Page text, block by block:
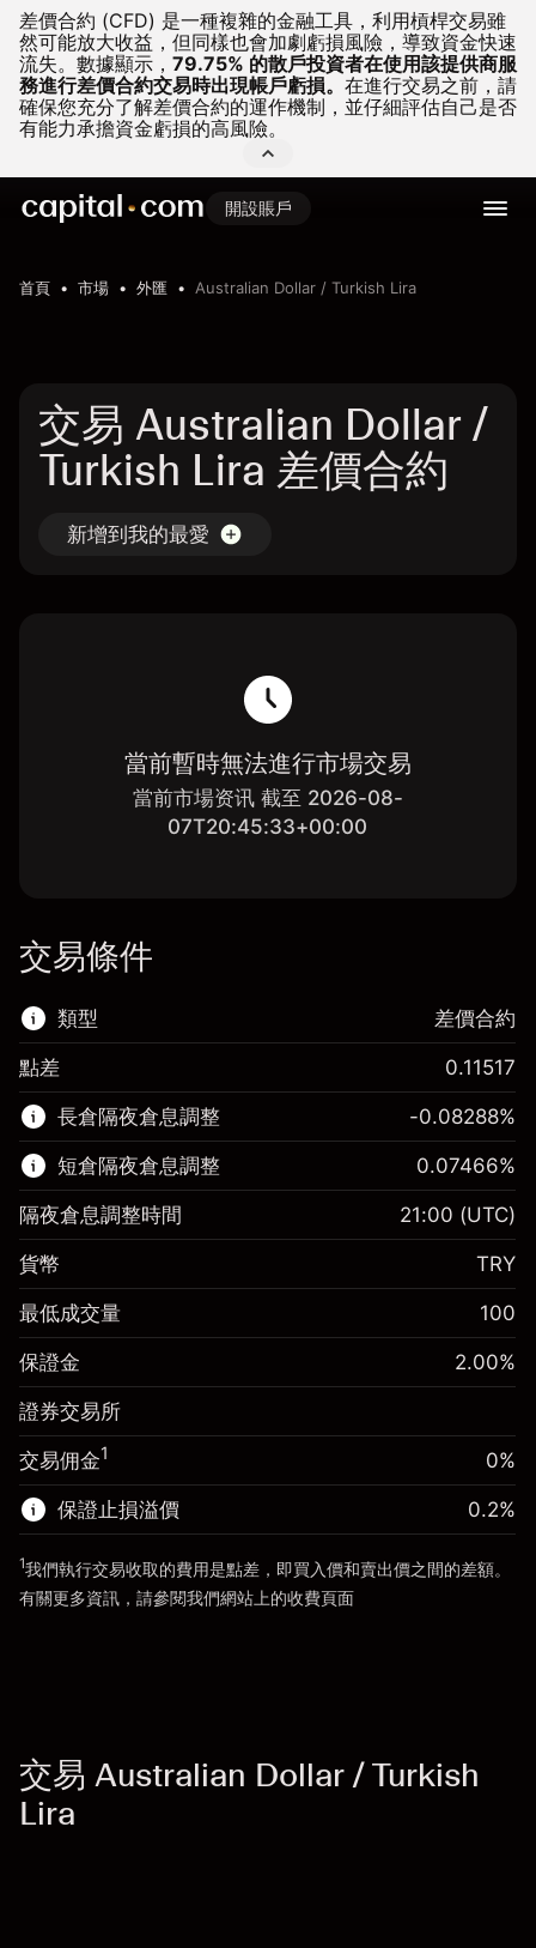
差價合約 (CFD) 是一種複雜的金融工具，利用槓桿交易雖
然可能放大收益，但同樣也會加劇虧損風險，導致資金快速
流失。 數據顯示， 79.75% 的散戶投資者在使用該提供商服
務進行差價合約交易時出現帳戶虧損。 在進行交易之前，請
確保您充分了解差價合約的運作機制，並仔細評估自己是否
有能力承擔資金虧損的高風險。
開設賬戶
首頁 市場 外匯 Australian Dollar / Turkish Lira
交易 Australian Dollar /
Turkish Lira 差價合約
新增到我的最愛
當前暫時無法進行市場交易
當前市場资讯 截至 2026-08-
07T20:45:33+00:00
交易條件
類型
該金融市場可進行差價合約交易。
了解更多：
差價合約
差價合約
點差 0.11517
長倉隔夜倉息調整
保證金。您的投資
TRY 1,000.00
隔夜倉息
-0.08288%
(-TRY 41.44)
使用杠杆的交易規模（大約值）TRY 50,000.00
來自杠杆的資金 - 美元（大約值）
TRY 49,000.00
前往平台
-0.08288%
短倉隔夜倉息調整
保證金。您的投資
TRY 1,000.00
隔夜倉息
來自頭寸全值的費用
0.07466%
使用杠杆的交易規模（大約值）TRY 50,000.00
來自杠杆的資金 - 美元（大約值）
TRY 49,000.00
前往平台
0.07466%
隔夜倉息調整時間 21:00 (UTC)
貨幣 TRY
最低成交量 100
保證金 2.00%
證券交易所
交易佣金1 0%
保證止損溢價 0.2%
1我們執行交易收取的費用是點差，即買入價和賣出價之間的差額。
有關更多資訊，請參閱我們網站上的收費頁面
交易 Australian Dollar / Turkish
Lira